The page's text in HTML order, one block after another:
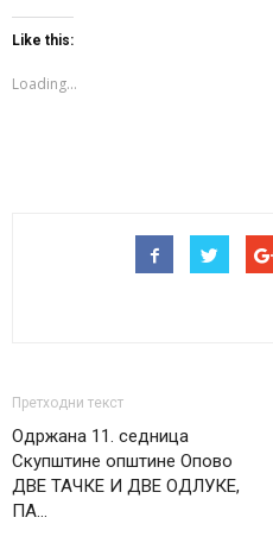
Twitter
(Opens
in
window)
Like this:
Loading...
Претходни текст
Одржана 11. седница
Скупштине општине Опово
ДВЕ ТАЧКЕ И ДВЕ ОДЛУКЕ,
ПА…